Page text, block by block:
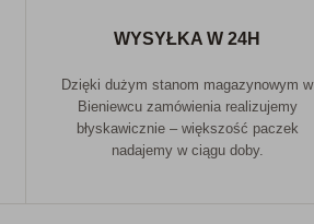
WYSYŁKA W 24H
Dzięki dużym stanom magazynowym w
Bieniewcu zamówienia realizujemy
błyskawicznie – większość paczek
nadajemy w ciągu doby.